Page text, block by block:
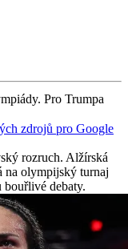
Pro Trumpa
zdrojů pro Google
rozruch. Alžírská
na olympijský turnaj
debaty.